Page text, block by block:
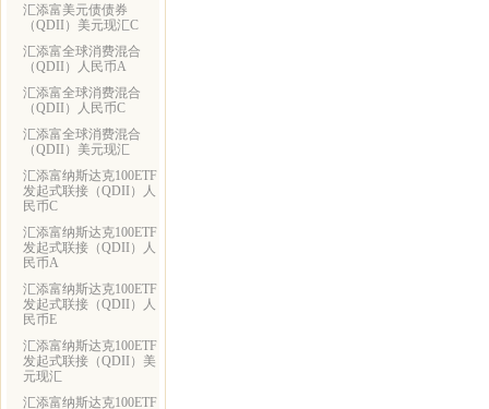
汇添富美元债债券
（QDII）美元现汇C
汇添富全球消费混合
（QDII）人民币A
汇添富全球消费混合
（QDII）人民币C
汇添富全球消费混合
（QDII）美元现汇
汇添富纳斯达克100ETF
发起式联接（QDII）人
民币C
汇添富纳斯达克100ETF
发起式联接（QDII）人
民币A
汇添富纳斯达克100ETF
发起式联接（QDII）人
民币E
汇添富纳斯达克100ETF
发起式联接（QDII）美
元现汇
汇添富纳斯达克100ETF